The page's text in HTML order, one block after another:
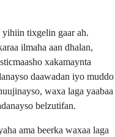
tixgelin gaar ah.
ilmaha aan dhalan,
xakamaynta
daawadan iyo muddo
waxa laga yaabaa
belzutifan.
ama beerka waxaa laga